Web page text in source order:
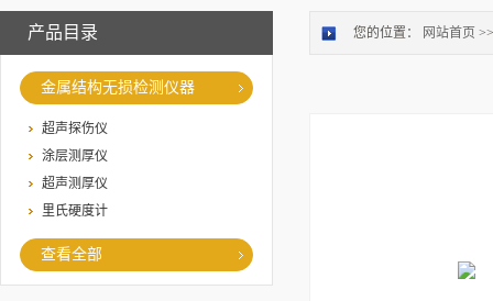
产品目录
金属结构无损检测仪器
超声探伤仪
涂层测厚仪
超声测厚仪
里氏硬度计
查看全部
您的位置： 网站首页